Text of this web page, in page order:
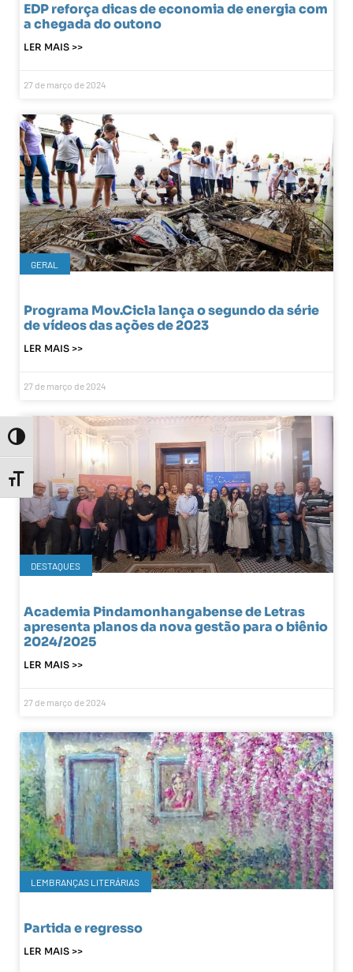
Toggle High Contrast
Toggle Font size
EDP reforça dicas de economia de energia com
a chegada do outono
LER MAIS >>
27 de março de 2024
GERAL
Programa Mov.Cicla lança o segundo da série
de vídeos das ações de 2023
LER MAIS >>
27 de março de 2024
DESTAQUES
Academia Pindamonhangabense de Letras
apresenta planos da nova gestão para o biênio
2024/2025
LER MAIS >>
27 de março de 2024
LEMBRANÇAS LITERÁRIAS
Partida e regresso
LER MAIS >>